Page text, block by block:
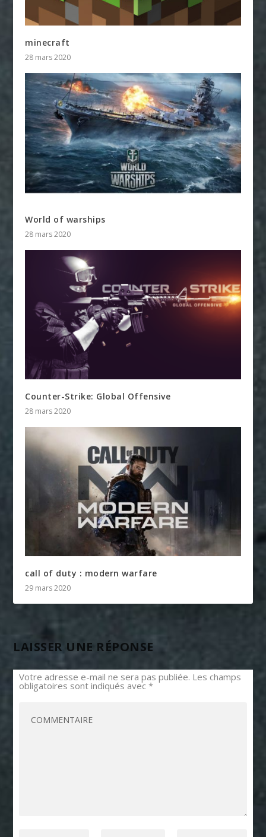
minecraft
28 mars 2020
World of warships
28 mars 2020
Counter-Strike: Global Offensive
28 mars 2020
call of duty : modern warfare
29 mars 2020
LAISSER UNE RÉPONSE
Votre adresse e-mail ne sera pas publiée. Les champs
obligatoires sont indiqués avec*